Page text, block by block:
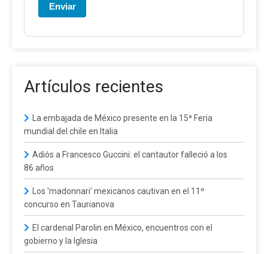
Enviar
Artículos recientes
La embajada de México presente en la 15ª Feria
mundial del chile en Italia
Adiós a Francesco Guccini: el cantautor falleció a los
86 años
Los 'madonnari' mexicanos cautivan en el 11º
concurso en Taurianova
El cardenal Parolin en México, encuentros con el
gobierno y la Iglesia